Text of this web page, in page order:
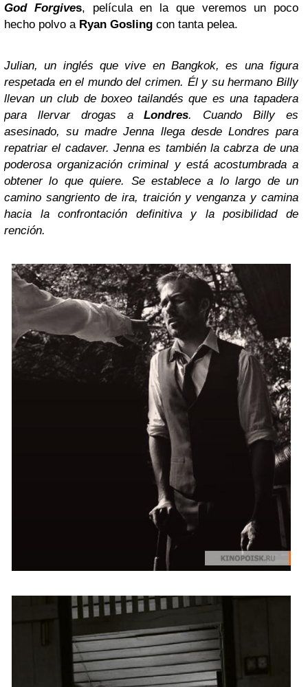
God Forgives, película en la que veremos un poco
hecho polvo a Ryan Gosling con tanta pelea.
Julian, un inglés que vive en Bangkok, es una figura
respetada en el mundo del crimen. Él y su hermano Billy
llevan un club de boxeo tailandés que es una tapadera
para llervar drogas aLondres. Cuando Billy es
asesinado, su madre Jenna llega desde Londres para
repatriar el cadaver. Jenna es también la cabrza de una
poderosa organización criminal y está acostumbrada a
obtener lo que quiere. Se establece a lo largo de un
camino sangriento de ira, traición y venganza y camina
hacia la confrontación definitiva y la posibilidad de
rención.